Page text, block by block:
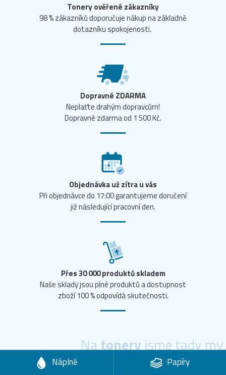
Tonery ověřené zákazníky
98 % zákazníků doporučuje nákup na základně
dotazníku spokojenosti.
Dopravné ZDARMA
Neplaťte drahým dopravcům!
Dopravné zdarma od 1 500 Kč.
Objednávka už zítra u vás
Při objednávce do 17:00 garantujeme doručení
již následující pracovní den.
Přes 30 000 produktů skladem
Naše sklady jsou plné produktů a dostupnost
zboží 100 % odpovídá skutečnosti.
Natoneryjsme tady my.
Náplně
Papíry